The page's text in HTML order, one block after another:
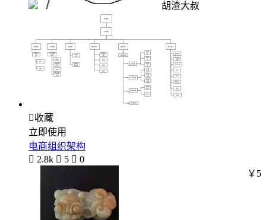
胡渣大叔
收藏
立即使用
电商组织架构
 2.8k  5  0
￥5